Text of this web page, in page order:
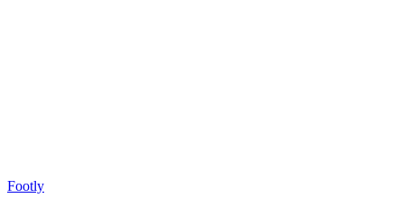
Footly